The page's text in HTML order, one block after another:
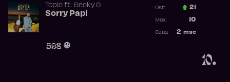
10.
Topicft. Becky G
Sorry Papi
598
Ost.: 21
10
Max:
2 msc
Czas: